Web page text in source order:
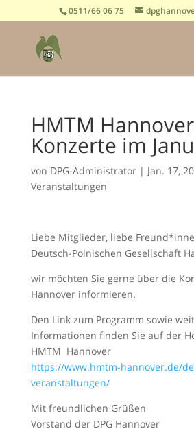
0511/66 06 75
HMTM
Konzerte im
von DPG-Administrator| Jan. 17,
Veranstaltungen
Liebe Mitglieder, liebe
Deutsch-Polnischen Gesellschaft
wir möchten Sie gerne über die
Hannover informieren.
Den Link zum Programm sowie
Informationen finden Sie auf der
HMTM Hannover
https://www.hmtm-hannover.de/
veranstaltungen/
Mit freundlichen Grüßen
Vorstand der DPG Hannover